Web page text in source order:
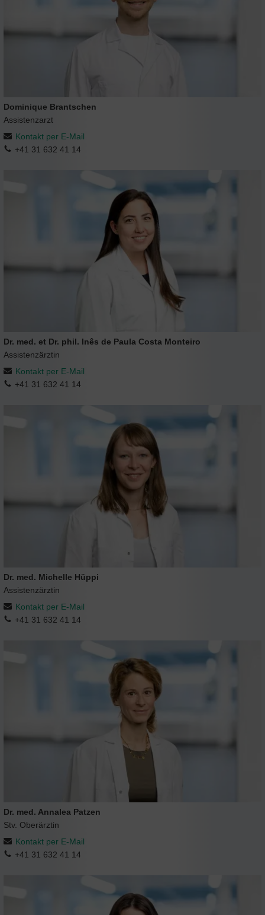
Dominique Brantschen
Assistenzarzt
Kontakt per E-Mail
+41 31 632 41 14
Dr. med. et Dr. phil. Inês de Paula Costa Monteiro
Assistenzärztin
Kontakt per E-Mail
+41 31 632 41 14
Dr. med. Michelle Hüppi
Assistenzärztin
Kontakt per E-Mail
+41 31 632 41 14
Dr. med. Annalea Patzen
Stv. Oberärztin
Kontakt per E-Mail
+41 31 632 41 14